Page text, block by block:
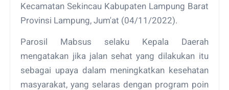
Kecamatan Sekincau Kabupaten Lampung Barat
Provinsi Lampung, Jum'at (04/11/2022).
Parosil Mabsus selaku Kepala Daerah
mengatakan jika jalan sehat yang dilakukan itu
sebagai upaya dalam meningkatkan kesehatan
masyarakat, yang selaras dengan program poin